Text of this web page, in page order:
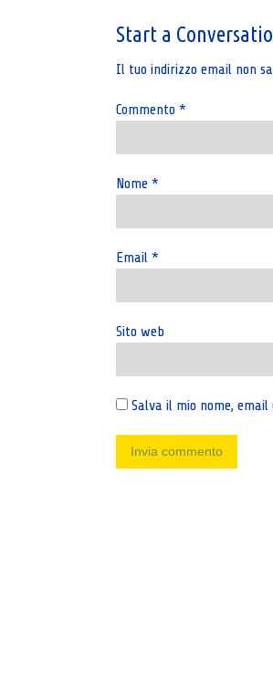
navigation
Start a
Il tuo indirizzo email non
Commento *
Nome *
Email *
Sito web
Salva il mio nome,